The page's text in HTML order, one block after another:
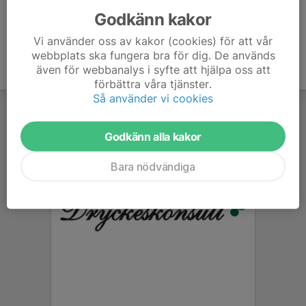
Godkänn kakor
Vi använder oss av kakor (cookies) för att vår
webbplats ska fungera bra för dig. De används
även för webbanalys i syfte att hjälpa oss att
förbättra våra tjänster.
Så använder vi cookies
Godkänn alla kakor
Bara nödvändiga